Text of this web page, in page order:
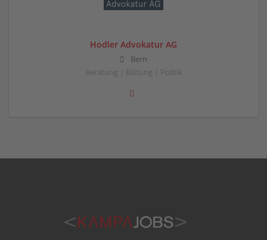
Hodler Advokatur AG
Bern
Beratung | Bildung | Politik